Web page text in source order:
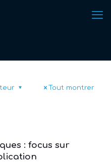
Tout montrer
: focus sur